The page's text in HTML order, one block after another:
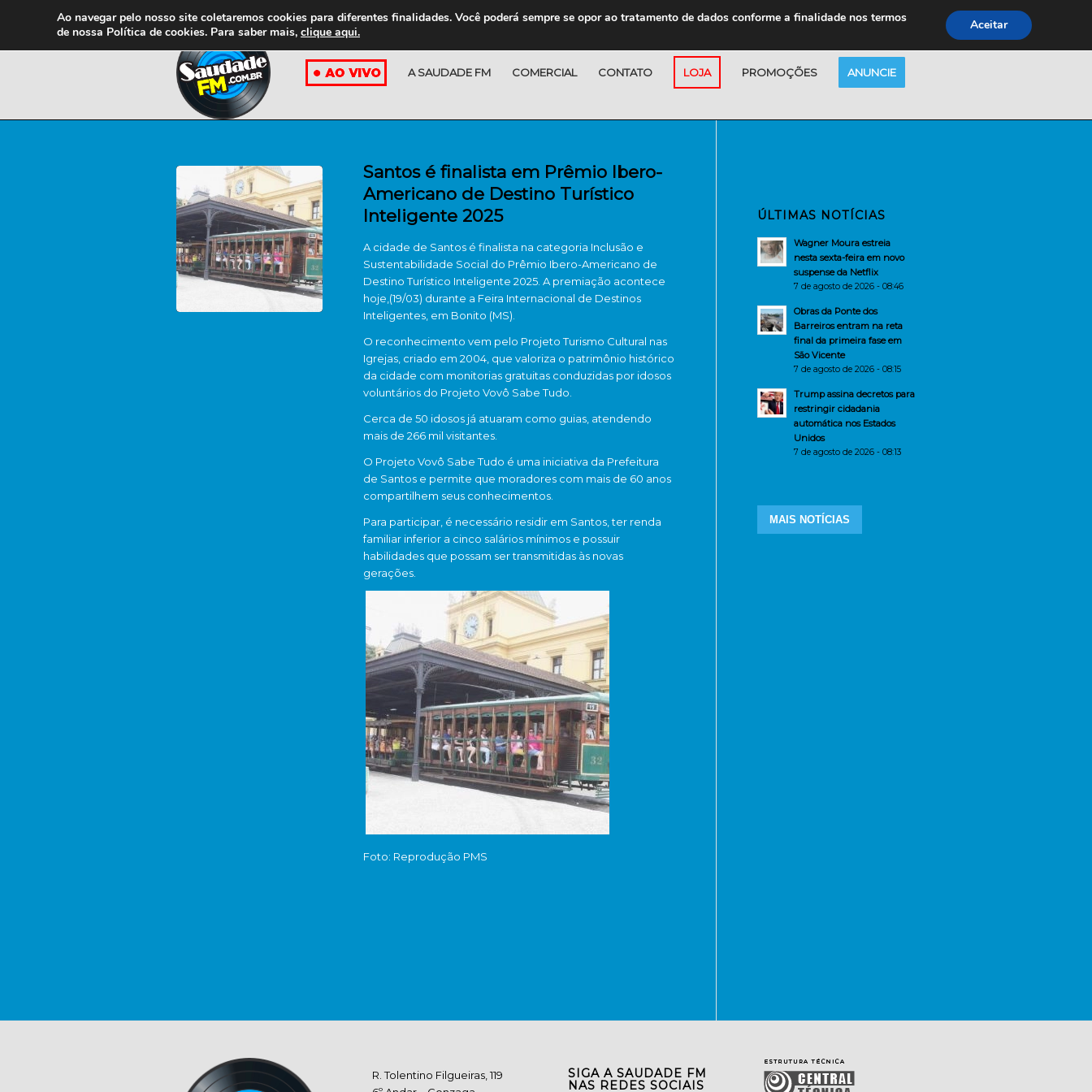
A SAUDADE FM COMERCIAL CONTATO LOJA PROMOÇÕES ANUNCIE
Santos é finalista em Prêmio Ibero-
Americano de Destino Turístico
Inteligente 2025
A cidade de Santos é finalista na categoria Inclusão e
Sustentabilidade Social do Prêmio Ibero-Americano de
Destino Turístico Inteligente 2025. A premiação acontece
hoje,(19/03) durante a Feira Internacional de Destinos
Inteligentes, em Bonito (MS).
O reconhecimento vem pelo Projeto Turismo Cultural nas
Igrejas, criado em 2004, que valoriza o patrimônio histórico
da cidade com monitorias gratuitas conduzidas por idosos
voluntários do Projeto Vovô Sabe Tudo.
Cerca de 50 idosos já atuaram como guias, atendendo
mais de 266 mil visitantes.
O Projeto Vovô Sabe Tudo é uma iniciativa da Prefeitura
de Santos e permite que moradores com mais de 60 anos
compartilhem seus conhecimentos.
Para participar, é necessário residir em Santos, ter renda
familiar inferior a cinco salários mínimos e possuir
habilidades que possam ser transmitidas às novas
gerações.
Foto: Reprodução PMS
ÚLTIMAS NOTÍCIAS
Wagner Moura estreia
nesta sexta-feira em novo
suspense da Netflix
7 de agosto de 2026 - 08:46
Obras da Ponte dos
Barreiros entram na reta
final da primeira fase em
São Vicente
7 de agosto de 2026 - 08:15
Trump assina decretos para
restringir cidadania
automática nos Estados
Unidos
7 de agosto de 2026 - 08:13
MAIS NOTÍCIAS
R. Tolentino Filgueiras, 119
SIGA A SAUDADE FM
NAS REDES SOCIAIS
Ao navegar pelo nosso site coletaremos cookies para diferentes finalidades. Você poderá sempre se opor ao tratamento de dados conforme a finalidade nos termos
de nossa Política de cookies. Para saber mais, clique aqui. Aceitar